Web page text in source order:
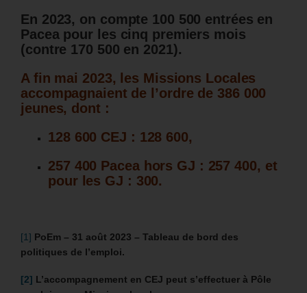
En 2023, on compte 100 500 entrées en
Pacea pour les cinq premiers mois
(contre 170 500 en 2021).
A fin mai 2023, les Missions Locales
accompagnaient de l’ordre de 386 000
jeunes, dont :
128 600 CEJ : 128 600,
257 400 Pacea hors GJ : 257 400, et
pour les GJ : 300.
[1] PoEm – 31 août 2023 – Tableau de bord des
politiques de l’emploi.
[2] L’accompagnement en CEJ peut s’effectuer à Pôle